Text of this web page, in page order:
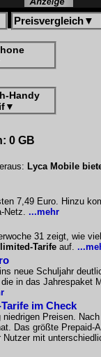
Preisvergleich▼
Handy
▼
0 GB
Lyca Mobile
7,49 Euro. Hinzu
Netz. ...mehr
31 zeigt, wie
Tarife auf.
neue Schuljahr
in das Jahrespaket
im Check
Preisen.
Das größte Prepaid-
mit